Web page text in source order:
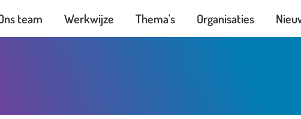
team Werkwijze Thema's Organisaties